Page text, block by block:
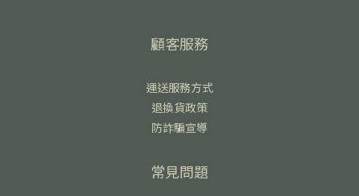
顧客服務
運送服務方式
退換貨政策
防詐騙宣導
常見問題